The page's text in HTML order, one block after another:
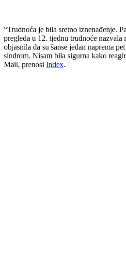
“Trudnoća je bila sretno iznenađenje.
pregleda u 12. tjednu trudnoće nazvala
objasnila da su šanse jedan naprema
sindrom. Nisam bila sigurna kako
Mail, prenosi Index.